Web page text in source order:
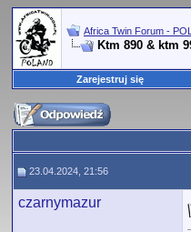
Africa Twin Forum -
Ktm 890 & ktm
Zarejestruj się
23.04.2024, 21:56
czarnymazur